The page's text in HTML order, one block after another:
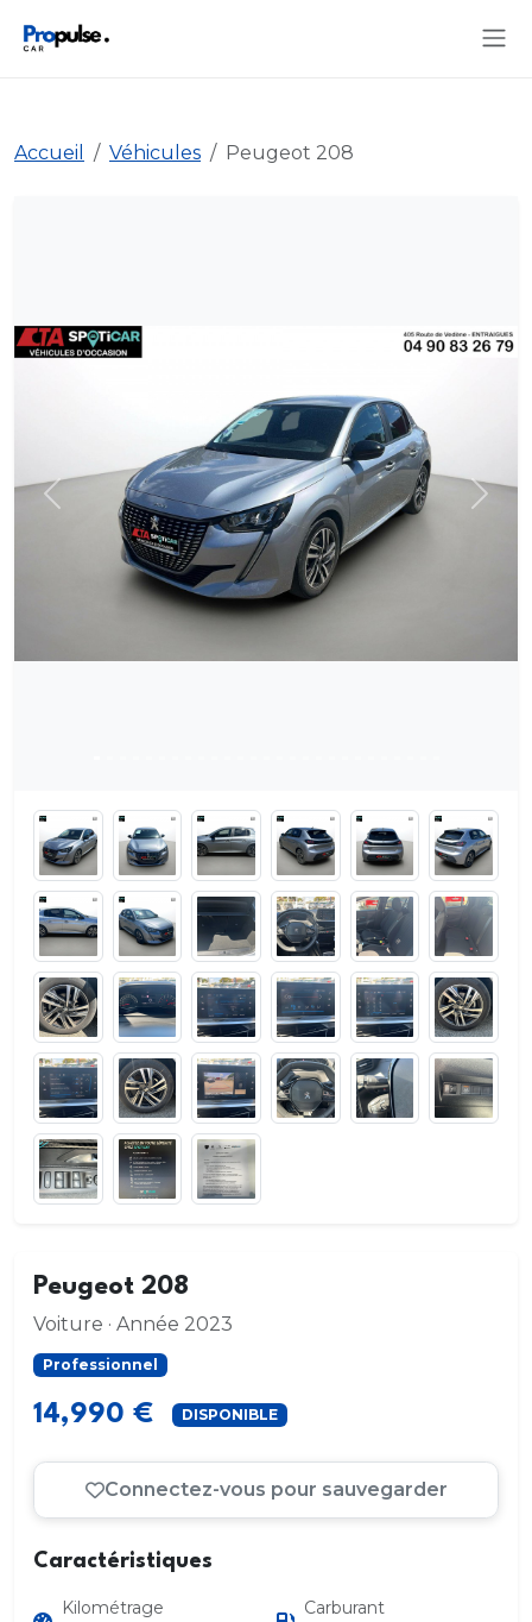
Accueil Véhicules Peugeot 208
Précédent
Peugeot 208
Voiture · Année 2023
Professionnel
14,990 € DISPONIBLE
Connectez-vous pour sauvegarder
Caractéristiques
Kilométrage Carburant